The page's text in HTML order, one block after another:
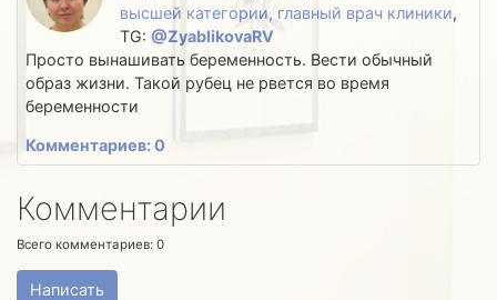
высшей категории, главный врач клиники,
TG: @ZyablikovaRV
Просто вынашивать беременность. Вести обычный
образ жизни. Такой рубец не рвется во время
беременности
Комментариев: 0
Комментарии
Всего комментариев: 0
Написать